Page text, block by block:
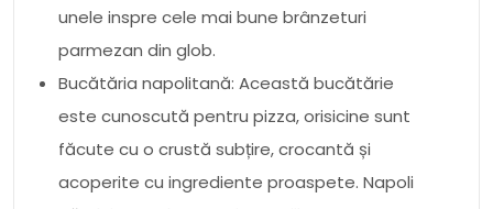
unele inspre cele mai bune brânzeturi
parmezan din glob.
Bucătăria napolitană: Această bucătărie
este cunoscută pentru pizza, orisicine sunt
făcute cu o crustă subțire, crocantă și
acoperite cu ingrediente proaspete. Napoli